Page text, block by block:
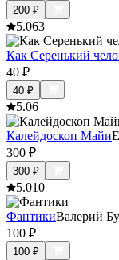
200 ₽
5.063
Как Серенький
40 ₽
40 ₽
5.06
Калейдоскоп Майи
300 ₽
300 ₽
5.010
ФантикиВалерий
100 ₽
100 ₽